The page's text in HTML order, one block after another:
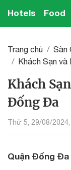
Hotels Food
Trang chủ
Sàn
Khách Sạn và
Khách
Đống Đa
Thứ 5, 29/08/
Quận Đống Đa